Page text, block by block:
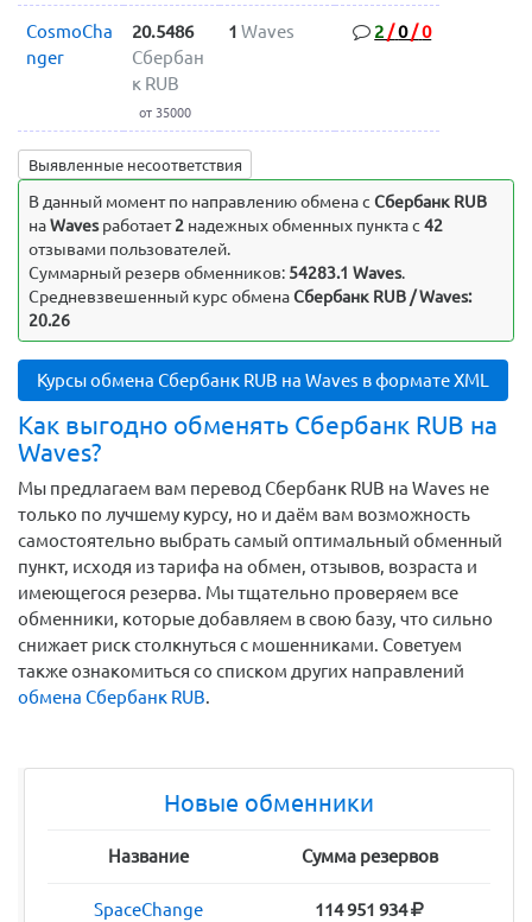
CosmoCha
nger
20.5486
Сбербан
к RUB
от 35000
1 Waves 2 /0/0
Выявленные несоответствия
В данный момент по направлению обмена c Сбербанк RUB
наWavesработает2надежных обменных пункта с 42
отзывами пользователей.
Суммарный резерв обменников: 54283.1 Waves.
Средневзвешенный курс обменаСбербанк RUB / Waves:
20.26
Курсы обмена Сбербанк RUB на Waves в формате XML
Как выгодно обменять Сбербанк RUB на
Waves?
Мы предлагаем вам перевод Сбербанк RUB на Waves не
только по лучшему курсу, но и даём вам возможность
самостоятельно выбрать самый оптимальный обменный
пункт, исходя из тарифа на обмен, отзывов, возраста и
имеющегося резерва. Мы тщательно проверяем все
обменники, которые добавляем в свою базу, что сильно
снижает риск столкнуться с мошенниками. Советуем
также ознакомиться со списком других направлений
обмена Сбербанк RUB.
Новые обменники
Название Сумма резервов
SpaceChange 114 951 934